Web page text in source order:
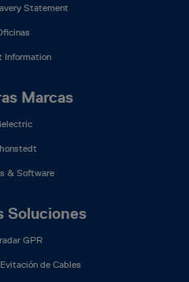
Statement
Information
Marcas
& Software
Soluciones
GPR
de Cables